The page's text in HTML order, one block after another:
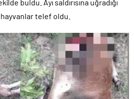
buldu. Ayı saldırısına uğradığı
telef oldu.